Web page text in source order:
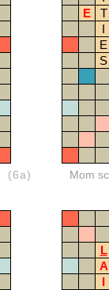
(6a)
E
T
I
E
S
Mom
L
A
I